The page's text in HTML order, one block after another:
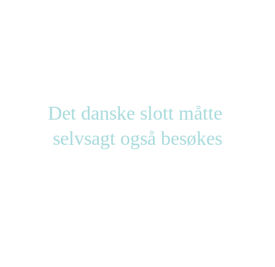
Det danske slott måtte
selvsagt også besøkes